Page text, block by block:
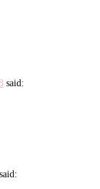
said:
said: